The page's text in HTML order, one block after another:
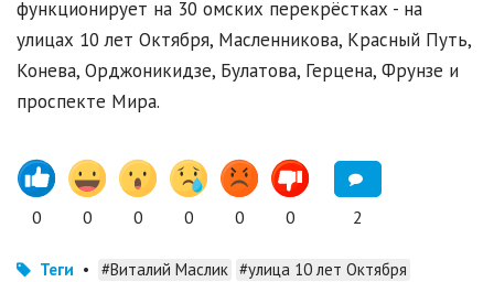
функционирует на 30 омских перекрёстках - на
улицах 10 лет Октября, Масленникова, Красный Путь,
Конева, Орджоникидзе, Булатова, Герцена, Фрунзе и
проспекте Мира.
0 0 0 0 0 0 2
Теги • #Виталий Маслик #улица 10 лет Октября